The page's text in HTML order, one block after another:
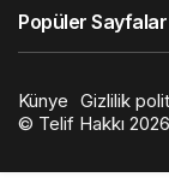
Popüler Sayfalar
Künye Gizlilik
© Telif Hakkı